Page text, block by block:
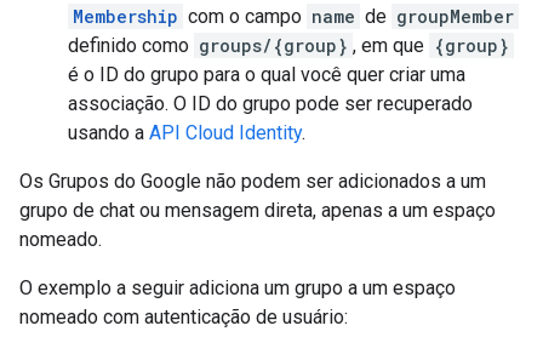
Membership com o campo name de groupMember
definido como groups/{group} , em que {group}
é o ID do grupo para o qual você quer criar uma
associação. O ID do grupo pode ser recuperado
usando a API Cloud Identity.
Os Grupos do Google não podem ser adicionados a um
grupo de chat ou mensagem direta, apenas a um espaço
nomeado.
O exemplo a seguir adiciona um grupo a um espaço
nomeado com autenticação de usuário: